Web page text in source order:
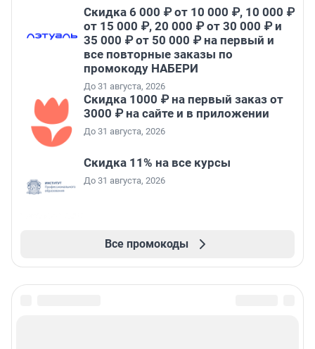
Скидка 6 000 ₽ от 10 000 ₽, 10 000 ₽
от 15 000 ₽, 20 000 ₽ от 30 000 ₽ и
35 000 ₽ от 50 000 ₽ на первый и
все повторные заказы по
промокоду НАБЕРИ
До 31 августа, 2026
Скидка 1000 ₽ на первый заказ от
3000 ₽ на сайте и в приложении
До 31 августа, 2026
Скидка 11% на все курсы
До 31 августа, 2026
Все промокоды